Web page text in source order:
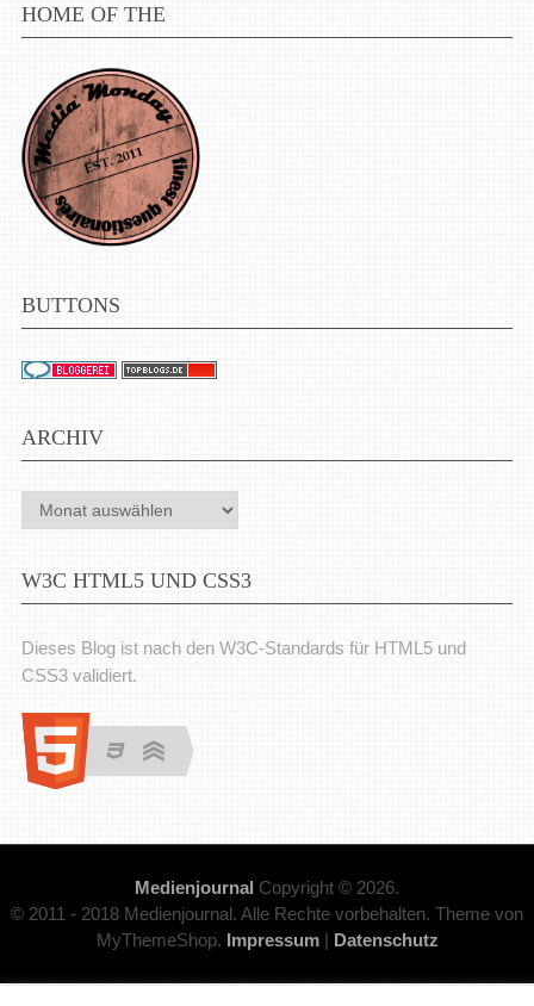
HOME OF THE
BUTTONS
ARCHIV
Archiv
W3C HTML5 UND CSS3
Dieses Blog ist nach den W3C-Standards für HTML5 und
CSS3 validiert.
Medienjournal Copyright © 2026.
© 2011 - 2018 Medienjournal. Alle Rechte vorbehalten. Theme von
MyThemeShop. Impressum| Datenschutz